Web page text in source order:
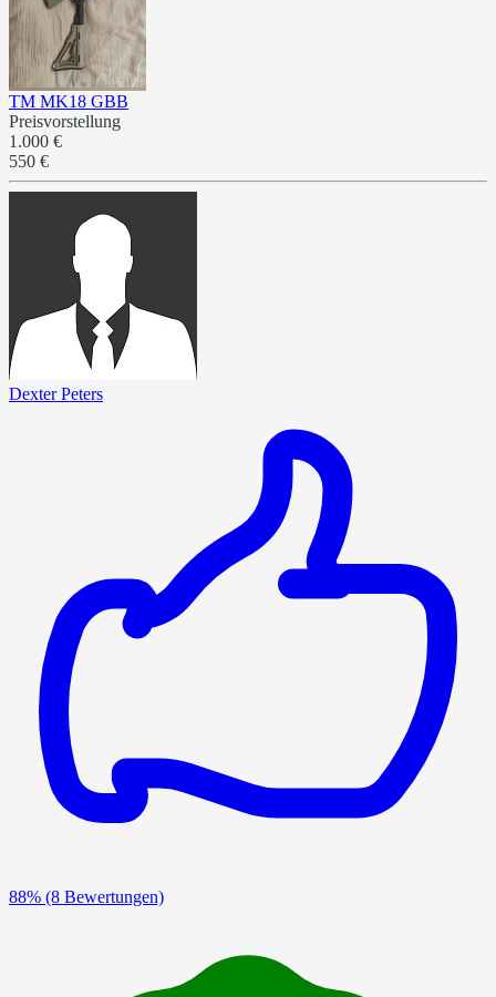
TM MK18 GBB
Preisvorstellung
1.000 €
550 €
Dexter Peters
88% (8 Bewertungen)